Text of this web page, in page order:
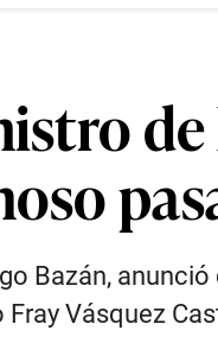
Bazán,
Vásquez